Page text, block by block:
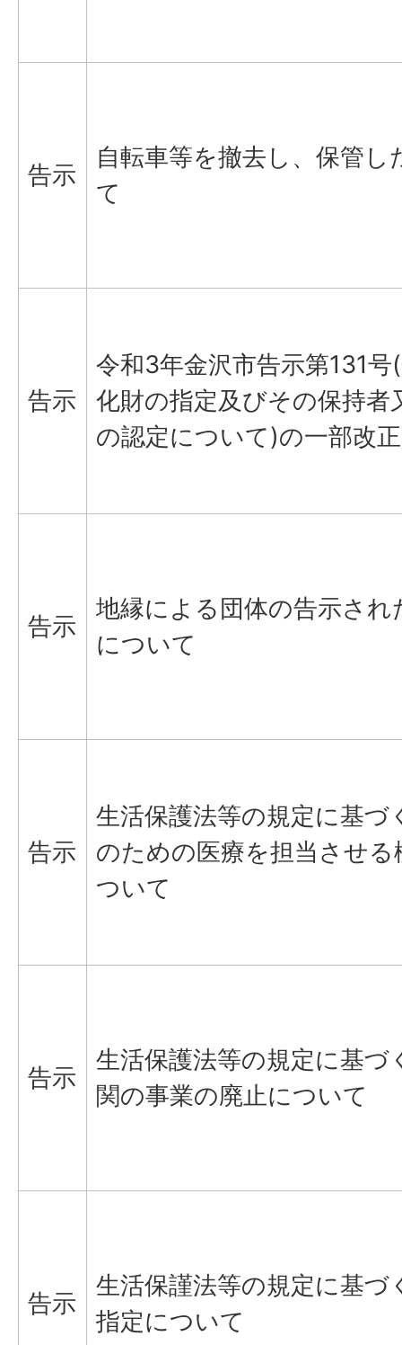
告示
自転車等を撤去し、保管し
て
告示
令和3年金沢市告示第131号
化財の指定及びその保持者
の認定について)の一部改
告示
地縁による団体の告示され
について
告示
生活保護法等の規定に基づ
のための医療を担当させる
ついて
告示
生活保護法等の規定に基づ
関の事業の廃止について
告示
生活保謹法等の規定に基づ
指定について